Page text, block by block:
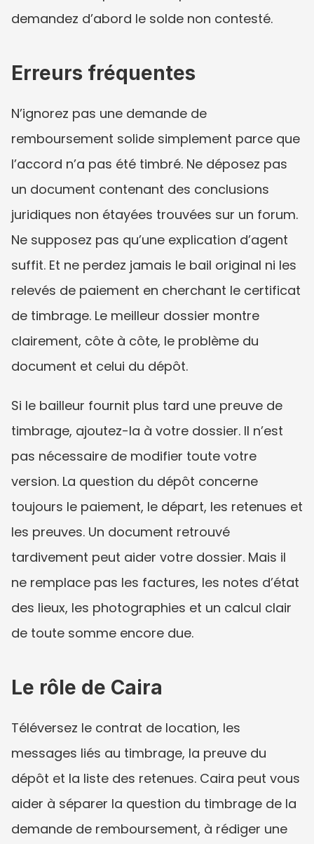
demandez d’abord le solde non contesté.
Erreurs fréquentes
N’ignorez pas une demande de
remboursement solide simplement parce que
l’accord n’a pas été timbré. Ne déposez pas
un document contenant des conclusions
juridiques non étayées trouvées sur un forum.
Ne supposez pas qu’une explication d’agent
suffit. Et ne perdez jamais le bail original ni les
relevés de paiement en cherchant le certificat
de timbrage. Le meilleur dossier montre
clairement, côte à côte, le problème du
document et celui du dépôt.
Si le bailleur fournit plus tard une preuve de
timbrage, ajoutez-la à votre dossier. Il n’est
pas nécessaire de modifier toute votre
version. La question du dépôt concerne
toujours le paiement, le départ, les retenues et
les preuves. Un document retrouvé
tardivement peut aider votre dossier. Mais il
ne remplace pas les factures, les notes d’état
des lieux, les photographies et un calcul clair
de toute somme encore due.
Le rôle de Caira
Téléversez le contrat de location, les
messages liés au timbrage, la preuve du
dépôt et la liste des retenues. Caira peut vous
aider à séparer la question du timbrage de la
demande de remboursement, à rédiger une